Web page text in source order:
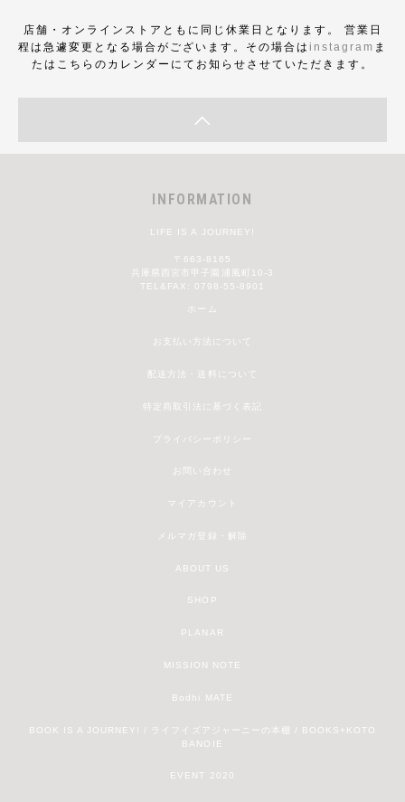
店舗・オンラインストアともに同じ休業日となります。 営業日
程は急遽変更となる場合がございます。その場合は instagram ま
たはこちらのカレンダーにてお知らせさせていただきます。
INFORMATION
LIFE IS A JOURNEY!
〒663-8165
兵庫県西宮市甲子園浦風町10-3
TEL&FAX: 0798-55-8901
ホーム
お支払い方法について
配送方法・送料について
特定商取引法に基づく表記
プライバシーポリシー
お問い合わせ
マイアカウント
メルマガ登録・解除
ABOUT US
SHOP
PLANAR
MISSION NOTE
Bodhi MATE
BOOK IS A JOURNEY! / ライフイズアジャーニーの本棚 / BOOKS+KOTO
BANOIE
EVENT 2020